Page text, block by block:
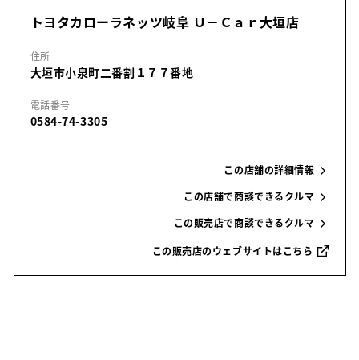
トヨタカローラネッツ岐阜 Ｕ－Ｃａｒ大垣店
住所
大垣市小泉町二番割１７７番地
電話番号
0584-74-3305
この店舗の詳細情報
この店舗で商談できるクルマ
この販売店で商談できるクルマ
この販売店のウェブサイトはこちら